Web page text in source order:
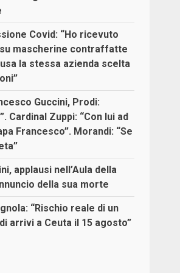
Covid: “Ho ricevuto
mascherine contraffatte
la stessa azienda scelta
Guccini, Prodi:
Cardinal Zuppi: “Con lui ad
Francesco”. Morandi: “Se
applausi nell’Aula della
della sua morte
“Rischio reale di un
arrivi a Ceuta il 15 agosto”